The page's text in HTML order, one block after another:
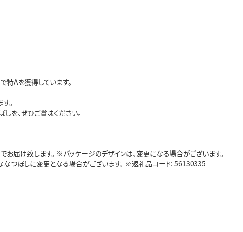
特Aを獲得しています。
。
を、ぜひご賞味ください。
届け致します。 ※パッケージのデザインは、変更になる場合がございます。
つぼしに変更となる場合がございます。 ※返礼品コード: 56130335